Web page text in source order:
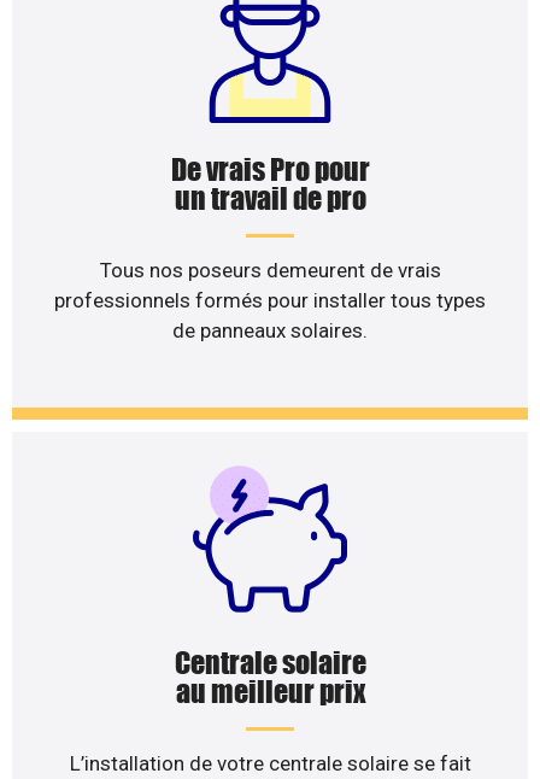
De vrais Pro pour
un travail de pro
Tous nos poseurs demeurent de vrais
professionnels formés pour installer tous types
de panneaux solaires.
Centrale solaire
au meilleur prix
L’installation de votre centrale solaire se fait